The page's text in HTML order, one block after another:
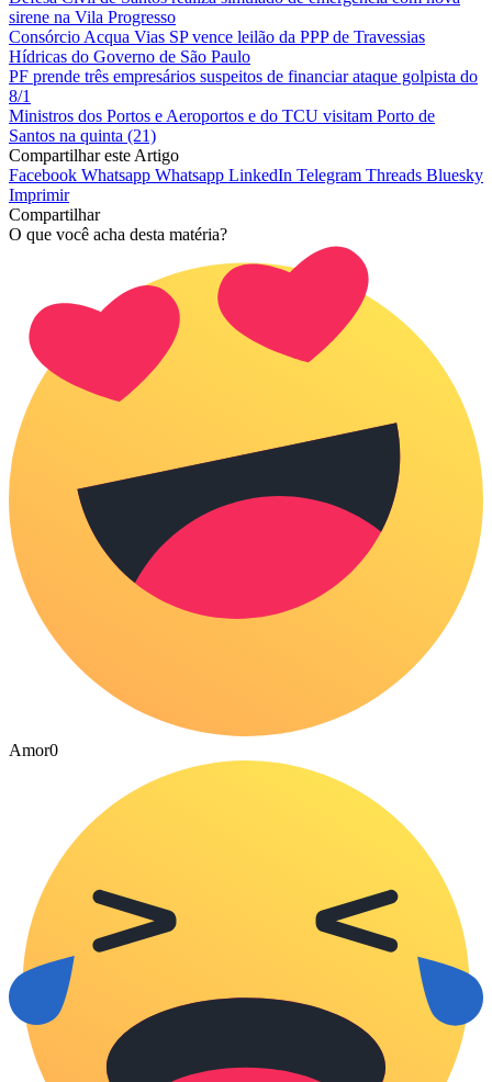
sirene na Vila Progresso
Consórcio Acqua Vias SP vence leilão da PPP de Travessias
Hídricas do Governo de São Paulo
PF prende três empresários suspeitos de financiar ataque golpista do
8/1
Ministros dos Portos e Aeroportos e do TCU visitam Porto de
Santos na quinta (21)
Compartilhar este Artigo
Facebook Whatsapp Whatsapp LinkedIn Telegram Threads Bluesky
Imprimir
Compartilhar
O que você acha desta matéria?
Amor0